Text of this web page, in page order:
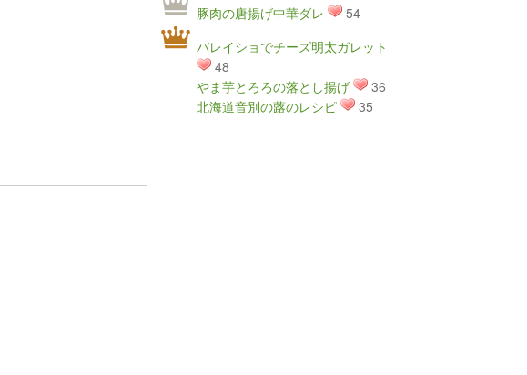
豚肉の唐揚げ中華ダレ
54
バレイショでチーズ明太ガレット
48
やま芋とろろの落とし揚げ
36
北海道音別の蕗のレシピ
35